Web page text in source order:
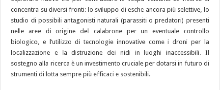
concentra su diversi fronti: lo sviluppo di esche ancora più selettive, lo
studio di possibili antagonisti naturali (parassiti o predatori) presenti
nelle aree di origine del calabrone per un eventuale controllo
biologico, e l’utilizzo di tecnologie innovative come i droni per la
localizzazione e la distruzione dei nidi in luoghi inaccessibili. Il
sostegno alla ricerca è un investimento cruciale per dotarsi in futuro di
strumenti di lotta sempre più efficaci e sostenibili.